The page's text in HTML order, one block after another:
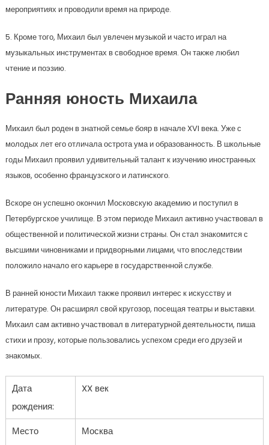
мероприятиях и проводили время на природе.
5. Кроме того, Михаил был увлечен музыкой и часто играл на
музыкальных инструментах в свободное время. Он также любил
чтение и поэзию.
Ранняя юность Михаила
Михаил был роден в знатной семье бояр в начале XVI века. Уже с
молодых лет его отличала острота ума и образованность. В школьные
годы Михаил проявил удивительный талант к изучению иностранных
языков, особенно французского и латинского.
Вскоре он успешно окончил Московскую академию и поступил в
Петербургское училище. В этом периоде Михаил активно участвовал в
общественной и политической жизни страны. Он стал знакомится с
высшими чиновниками и придворными лицами, что впоследствии
положило начало его карьере в государственной службе.
В ранней юности Михаил также проявил интерес к искусству и
литературе. Он расширял свой кругозор, посещая театры и выставки.
Михаил сам активно участвовал в литературной деятельности, пиша
стихи и прозу, которые пользовались успехом среди его друзей и
знакомых.
Дата
рождения:
XX век
Место
Москва